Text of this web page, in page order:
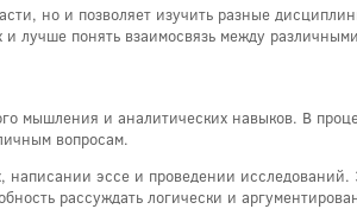
но и позволяет изучить разные
лучше понять взаимосвязь между
мышления и аналитических навыков. В
вопросам.
написании эссе и проведении
рассуждать логически и